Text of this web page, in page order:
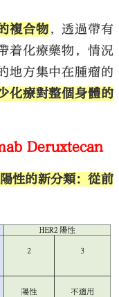
複合物，透過帶有
着化療藥物，情況
地方集中在腫瘤的
化療對整個身體的
Deruxtecan
性的新分類：從前